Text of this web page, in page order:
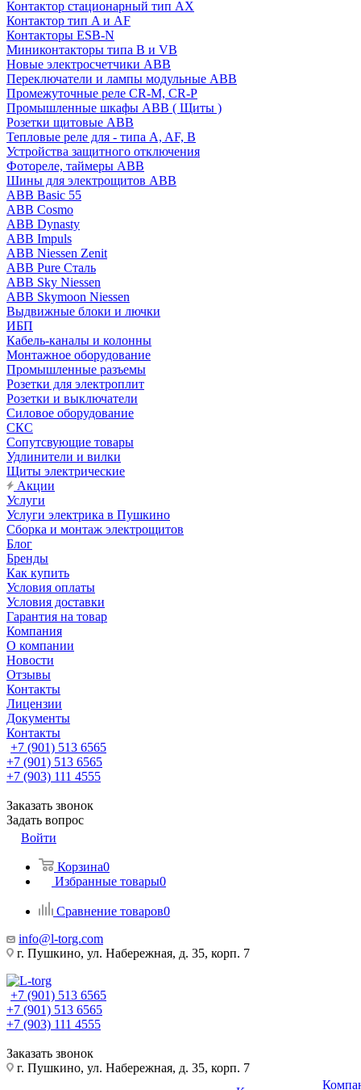
Контактор стационарный тип AX
Контактор тип A и AF
Контакторы ESB-N
Миниконтакторы типа B и VB
Новые электросчетчики ABB
Переключатели и лампы модульные ABB
Промежуточные реле CR-M, CR-P
Промышленные шкафы ABB ( Щиты )
Розетки щитовые ABB
Тепловые реле для - типа A, AF, B
Устройства защитного отключения
Фотореле, таймеры ABB
Шины для электрощитов АВВ
ABB Basic 55
ABB Cosmo
ABB Dynasty
ABB Impuls
ABB Niessen Zenit
ABB Pure Сталь
ABB Sky Niessen
ABB Skymoon Niessen
Выдвижные блоки и лючки
ИБП
Кабель-каналы и колонны
Монтажное оборудование
Промышленные разъемы
Розетки для электроплит
Розетки и выключатели
Силовое оборудование
СКС
Сопутсвующие товары
Удлинители и вилки
Щиты электрические
Акции
Услуги
Услуги электрика в Пушкино
Сборка и монтаж электрощитов
Блог
Бренды
Как купить
Условия оплаты
Условия доставки
Гарантия на товар
Компания
О компании
Новости
Отзывы
Контакты
Лицензии
Документы
Контакты
+7 (901) 513 6565
+7 (901) 513 6565
+7 (903) 111 4555
Заказать звонок
Задать вопрос
Войти
Корзина0
Избранные товары0
Сравнение товаров0
info@l-torg.com
г. Пушкино, ул. Набережная, д. 35, корп. 7
+7 (901) 513 6565
+7 (901) 513 6565
+7 (903) 111 4555
Заказать звонок
г. Пушкино, ул. Набережная, д. 35, корп. 7